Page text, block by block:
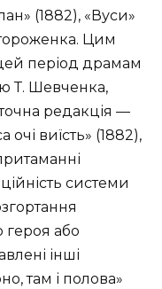
(1882), «Вуси»
Цим
період драмам
Т. Шевченка,
редакція —
виїсть» (1882),
системи
героя або
інші
там і полова»